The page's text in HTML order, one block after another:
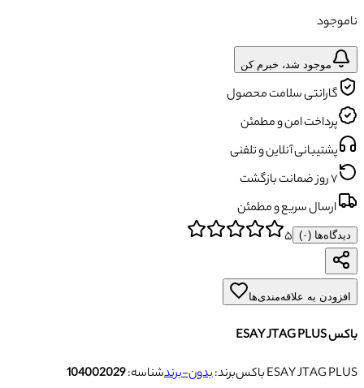
ناموجود
موجود شد، خبرم کن
گارانتی سلامت محصول
پرداخت امن و مطمئن
پشتیبانی آنلاین و تلفنی
۷ روز ضمانت بازگشت
ارسال سریع و مطمئن
دیدگاه‌ها (۰) ۵
افزودن به علاقه‌مندی‌ها
باکس ESAY JTAG PLUS
باکس ESAY JTAG PLUS
برند:بدون-برندشناسه:104002029